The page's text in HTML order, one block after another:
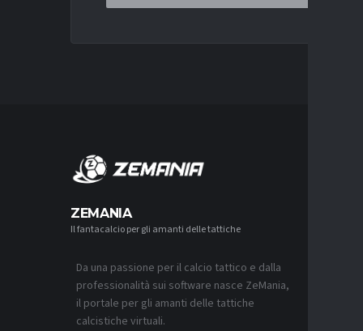
ZEMANIA
Il fantacalcio per gli amanti delle tattiche
Da una passione per il calcio tattico e dalla
professionalità sui software nasce ZeMania,
il portale per gli amanti delle tattiche
calcistiche virtuali.